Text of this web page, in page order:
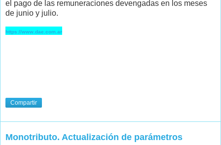
el pago de las remuneraciones devengadas en los meses
de junio y julio.
https://www.dae.com.ar
Compartir
Monotributo. Actualización de parámetros